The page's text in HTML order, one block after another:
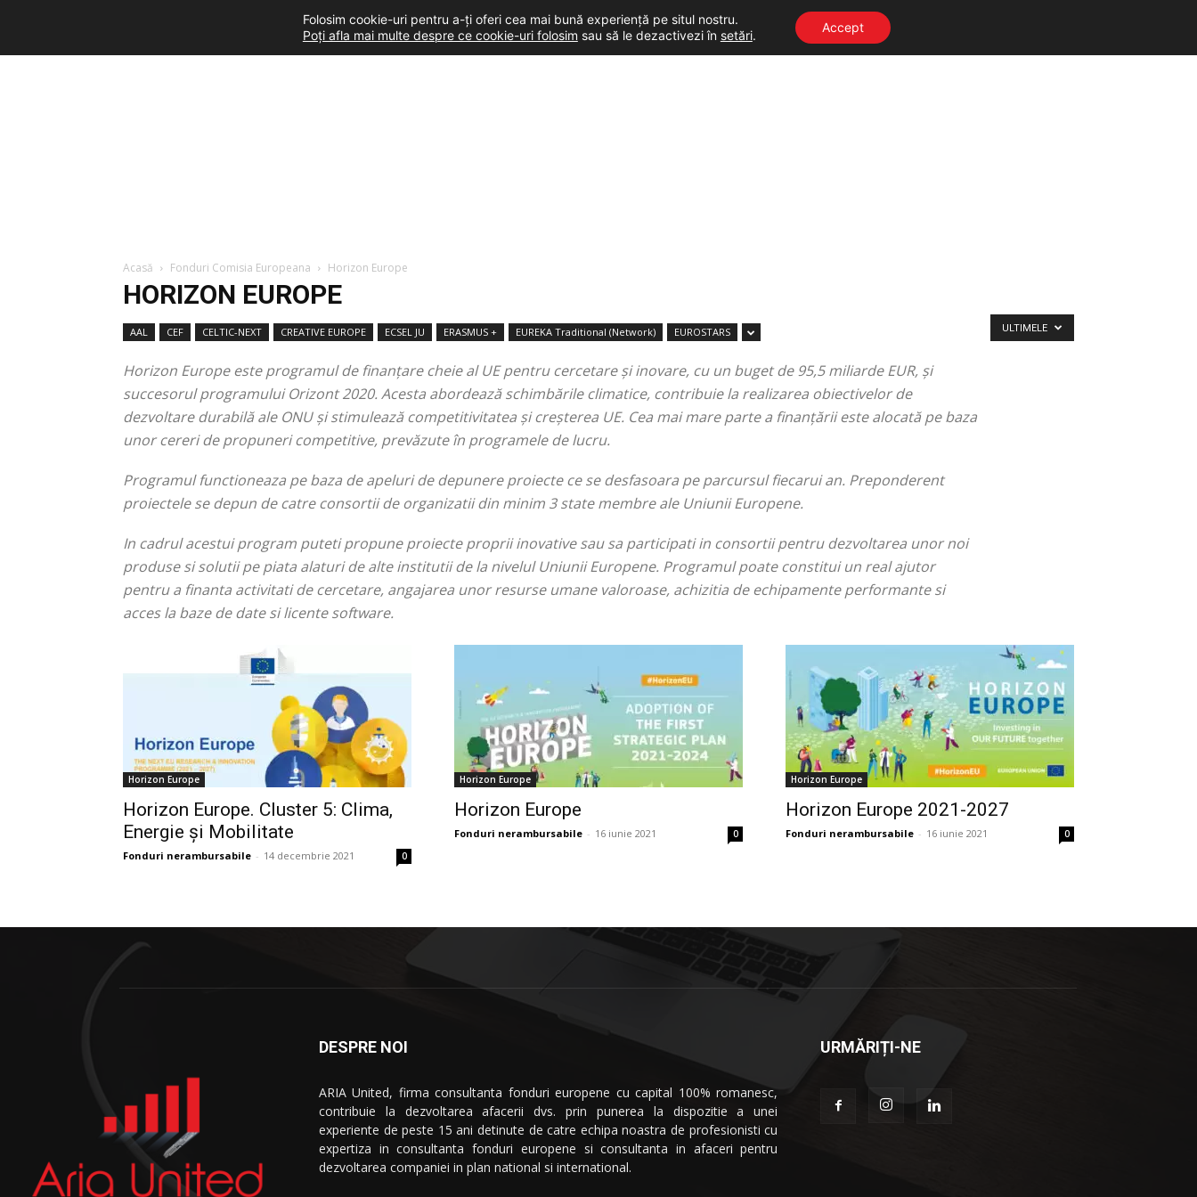
Acasă Fonduri Comisia Europeana Horizon Europe
HORIZON EUROPE
AAL CEF CELTIC-NEXT CREATIVE EUROPE ECSEL JU ERASMUS + EUREKA Traditional (Network) EUROSTARS
Horizon Europe este programul de finanțare cheie al UE pentru cercetare și inovare, cu un buget de 95,5 miliarde EUR, și
succesorul programului Orizont 2020. Acesta abordează schimbările climatice, contribuie la realizarea obiectivelor de
dezvoltare durabilă ale ONU și stimulează competitivitatea și creșterea UE. Cea mai mare parte a finanțării este alocată pe baza
unor cereri de propuneri competitive, prevăzute în programele de lucru.
Programul functioneaza pe baza de apeluri de depunere proiecte ce se desfasoara pe parcursul fiecarui an. Preponderent
proiectele se depun de catre consortii de organizatii din minim 3 state membre ale Uniunii Europene.
In cadrul acestui program puteti propune proiecte proprii inovative sau sa participati in consortii pentru dezvoltarea unor noi
produse si solutii pe piata alaturi de alte institutii de la nivelul Uniunii Europene. Programul poate constitui un real ajutor
pentru a finanta activitati de cercetare, angajarea unor resurse umane valoroase, achizitia de echipamente performante si
acces la baze de date si licente software.
ULTIMELE
Horizon Europe
Horizon Europe. Cluster 5: Clima,
Energie și Mobilitate
Fonduri nerambursabile - 14 decembrie 2021 0
Horizon Europe
Horizon Europe
Fonduri nerambursabile - 16 iunie 2021 0
Horizon Europe
Horizon Europe 2021-2027
Fonduri nerambursabile - 16 iunie 2021 0
DESPRE NOI
ARIA United, firma consultanta fonduri europene cu capital 100% romanesc,
contribuie la dezvoltarea afacerii dvs. prin punerea la dispozitie a unei
experiente de peste 15 ani detinute de catre echipa noastra de profesionisti cu
expertiza in consultanta fonduri europene si consultanta in afaceri pentru
dezvoltarea companiei in plan national si international.
URMĂRIȚI-NE
Folosim cookie-uri pentru a-ți oferi cea mai bună experiență pe situl nostru.
Poți afla mai multe despre ce cookie-uri folosim sau să le dezactivezi în setări.
Accept